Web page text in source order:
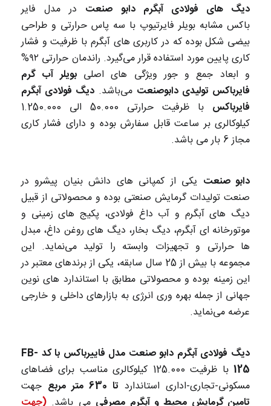
دیگ های فولادی آبگرم دابو صنعت در مدل فایر
باکس مشابه بویلر فایرتیوپ با سه پاس حرارتی و طراحی
بیضی شکل بوده که در کاربری های آبگرم با ظرفیت و فشار
کاری پایین مورد استفاده قرار می‌گیرد. راندمان حرارتی ۹۲%
و ابعاد جمع و جور ویژگی های اصلیبویلر آب گرم
فایرباکس تولیدی دابوصنعت می‌باشد. دیگ فولادی آبگرم
فایرباکس
با ظرفیت حرارتی 50.000 الی 1.250.000
کیلوکالری بر ساعت قابل سفارش بوده و دارای فشار کاری
مجاز 6 بار می باشد.
دابو صنعت یکی از کمپانی های دانش بنیان پیشرو در
صنعت تولیدات گرمایش صنعتی بوده و محصولاتی از قبیل
دیگ های آبگرم و آب داغ فولادی، پکیج های زمینی و
موتورخانه ای آبگرم، دیگ بخار، دیگ های روغن داغ، مبدل
ها حرارتی و تجهیزات وابسته را تولید می‌نماید. این
مجموعه با بیش از 25 سال سابقه، یکی از برندهای معتبر در
این زمینه بوده و محصولاتی مطابق با استاندارد های نوین
جهانی از جمله بهره وری انرژی به بازارهای داخلی و خارجی
عرضه می‌نماید.
دیگ فولادی آبگرم دابو صنعت مدل فاییرباکس با کد FB-
125
با ظرفیت 125.000 کیلوکالری مناسب برای فضاهای
مسکونی-تجاری-اداری استاندارد تا 630 متر مربع
جهت
تامین گرمایش محیط و آبگرم مصرفی می باشد. (جهت